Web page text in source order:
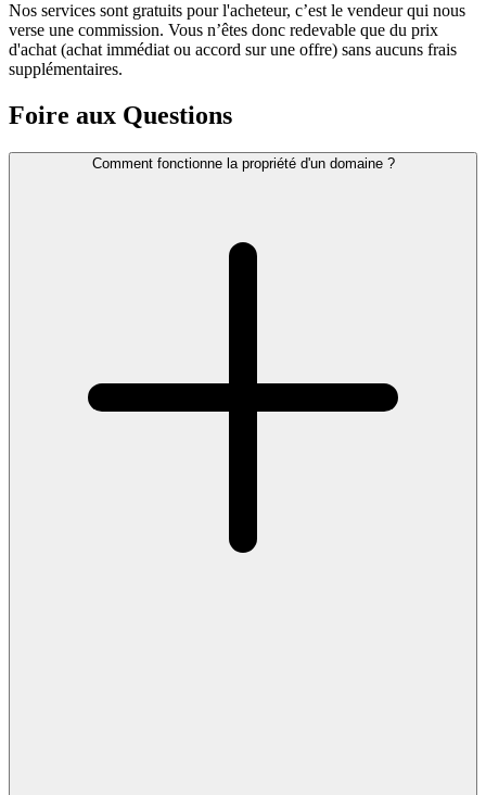
Nos services sont gratuits pour l'acheteur, c’est le vendeur qui nous
verse une commission. Vous n’êtes donc redevable que du prix
d'achat (achat immédiat ou accord sur une offre) sans aucuns frais
supplémentaires.
Foire aux Questions
Comment fonctionne la propriété d'un domaine ?